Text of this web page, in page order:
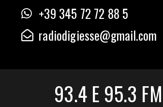
+39 345 72 72 88 5
radiodigiesse@gmail.com
93.4 E 95.3 FM